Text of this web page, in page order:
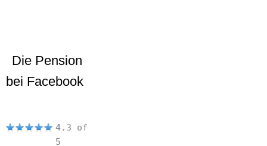
Die Pension
bei Facebook
4.3 of
5